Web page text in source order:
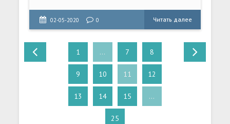
02-05-2020 0 Читать далее
1 ... 7 8
9 10 11 12
13 14 15 ...
25